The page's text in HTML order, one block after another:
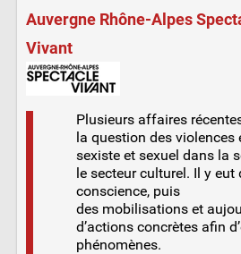
Auvergne Rhône-Alpes
Vivant
Plusieurs affaires
la question des violences
sexiste et sexuel dans la
le secteur culturel. Il y eut
conscience, puis
des mobilisations et
d’actions concrètes afin
phénomènes.